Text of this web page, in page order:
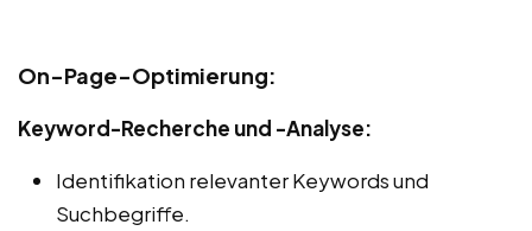
On-Page-Optimierung:
Keyword-Recherche und -Analyse:
Identifikation relevanter Keywords und
Suchbegriffe.